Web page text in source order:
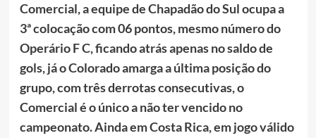
Comercial, a equipe de Chapadão do Sul ocupa a
3ª colocação com 06 pontos, mesmo número do
Operário F C, ficando atrás apenas no saldo de
gols, já o Colorado amarga a última posição do
grupo, com três derrotas consecutivas, o
Comercial é o único a não ter vencido no
campeonato. Ainda em Costa Rica, em jogo válido